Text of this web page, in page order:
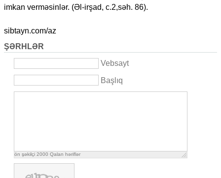
imkan verməsinlər. (Əl-irşad, c.2,səh. 86).
sibtayn.com/az
ŞƏRHLƏR
Vebsayt
Başlıq
ön şəkilçi 2000 Qalan həriflər